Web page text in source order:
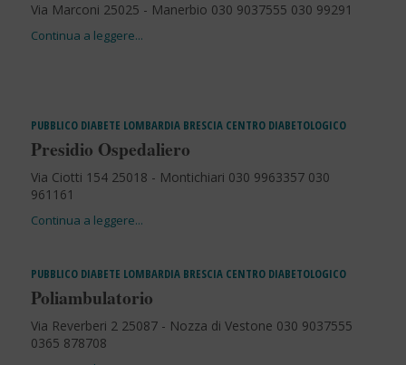
Via Marconi 25025 - Manerbio 030 9037555 030 99291
PUBBLICO DIABETE LOMBARDIA BRESCIA CENTRO DIABETOLOGICO
Presidio Ospedaliero
Via Ciotti 154 25018 - Montichiari 030 9963357 030
961161
PUBBLICO DIABETE LOMBARDIA BRESCIA CENTRO DIABETOLOGICO
Poliambulatorio
Via Reverberi 2 25087 - Nozza di Vestone 030 9037555
0365 878708